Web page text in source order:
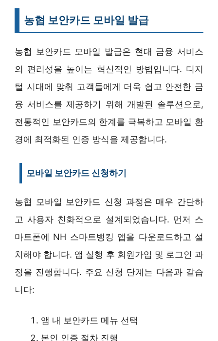
농협 보안카드 모바일 발급
농협 보안카드 모바일 발급은 현대 금융 서비스
의 편리성을 높이는 혁신적인 방법입니다. 디지
털 시대에 맞춰 고객들에게 더욱 쉽고 안전한 금
융 서비스를 제공하기 위해 개발된 솔루션으로,
전통적인 보안카드의 한계를 극복하고 모바일 환
경에 최적화된 인증 방식을 제공합니다.
모바일 보안카드 신청하기
농협 모바일 보안카드 신청 과정은 매우 간단하
고 사용자 친화적으로 설계되었습니다. 먼저 스
마트폰에 NH 스마트뱅킹 앱을 다운로드하고 설
치해야 합니다. 앱 실행 후 회원가입 및 로그인 과
정을 진행합니다. 주요 신청 단계는 다음과 같습
니다:
앱 내 보안카드 메뉴 선택
본인 인증 절차 진행